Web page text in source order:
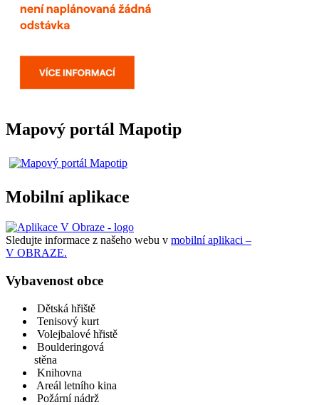
Mapový portál Mapotip
Mobilní aplikace
Sledujte informace z našeho webu v mobilní aplikaci –
V OBRAZE.
Vybavenost obce
Dětská hřiště
Tenisový kurt
Volejbalové hřistě
Boulderingová
stěna
Knihovna
Areál letního kina
Požární nádrž